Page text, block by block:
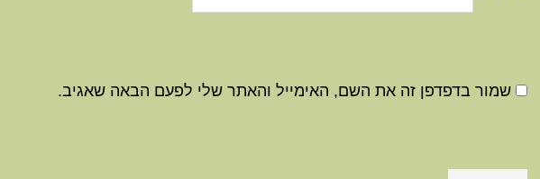
שמור בדפדפן זה את השם, האימייל והאתר שלי לפעם הבאה שאגיב.